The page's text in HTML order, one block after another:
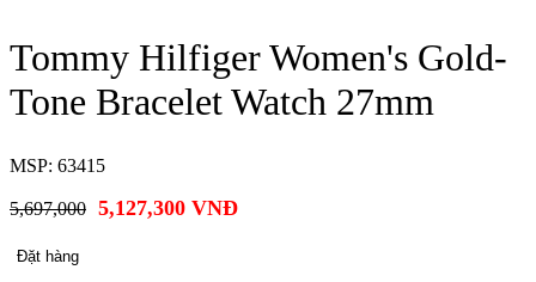
Tommy Hilfiger Women's Gold-
Tone Bracelet Watch 27mm
MSP: 63415
5,697,000 5,127,300 VNĐ
Đặt hàng